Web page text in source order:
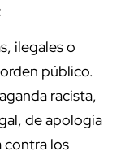
ilegales o
público.
racista,
de apología
contra los